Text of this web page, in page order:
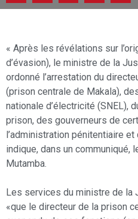
« Après les révélations sur
d’évasion), le ministre de la
ordonné l’arrestation du
(prison centrale de Makala),
nationale d’électricité (SNEL),
prison, des gouverneurs de
l’administration pénitentiaire
indique, dans un communiqué,
Mutamba.
Les services du ministre de la
«que le directeur de la prison